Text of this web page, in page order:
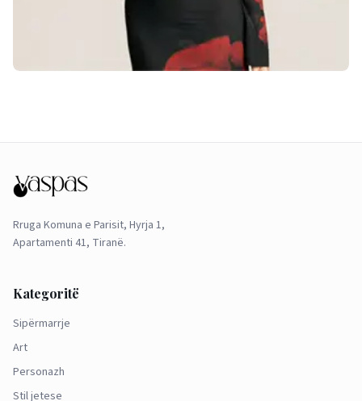
Rruga Komuna e Parisit, Hyrja 1,
Apartamenti 41, Tiranë.
Kategoritë
Sipërmarrje
Art
Personazh
Stil jetese